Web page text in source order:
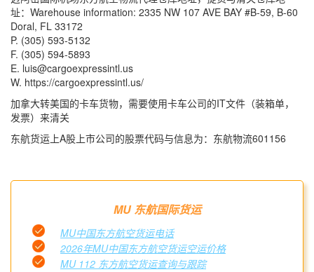
址：Warehouse information: 2335 NW 107 AVE BAY #B-59, B-60
Doral, FL 33172
P. (305) 593-5132
F. (305) 594-5893
E. luis@cargoexpressintl.us
W. https://cargoexpressintl.us/
加拿大转美国的卡车货物，需要使用卡车公司的IT文件（装箱单，
发票）来清关
东航货运上A股上市公司的股票代码与信息为：东航物流601156
MU 东航国际货运
MU中国东方航空货运电话
2026年MU中国东方航空货运空运价格
MU 112 东方航空货运查询与跟踪